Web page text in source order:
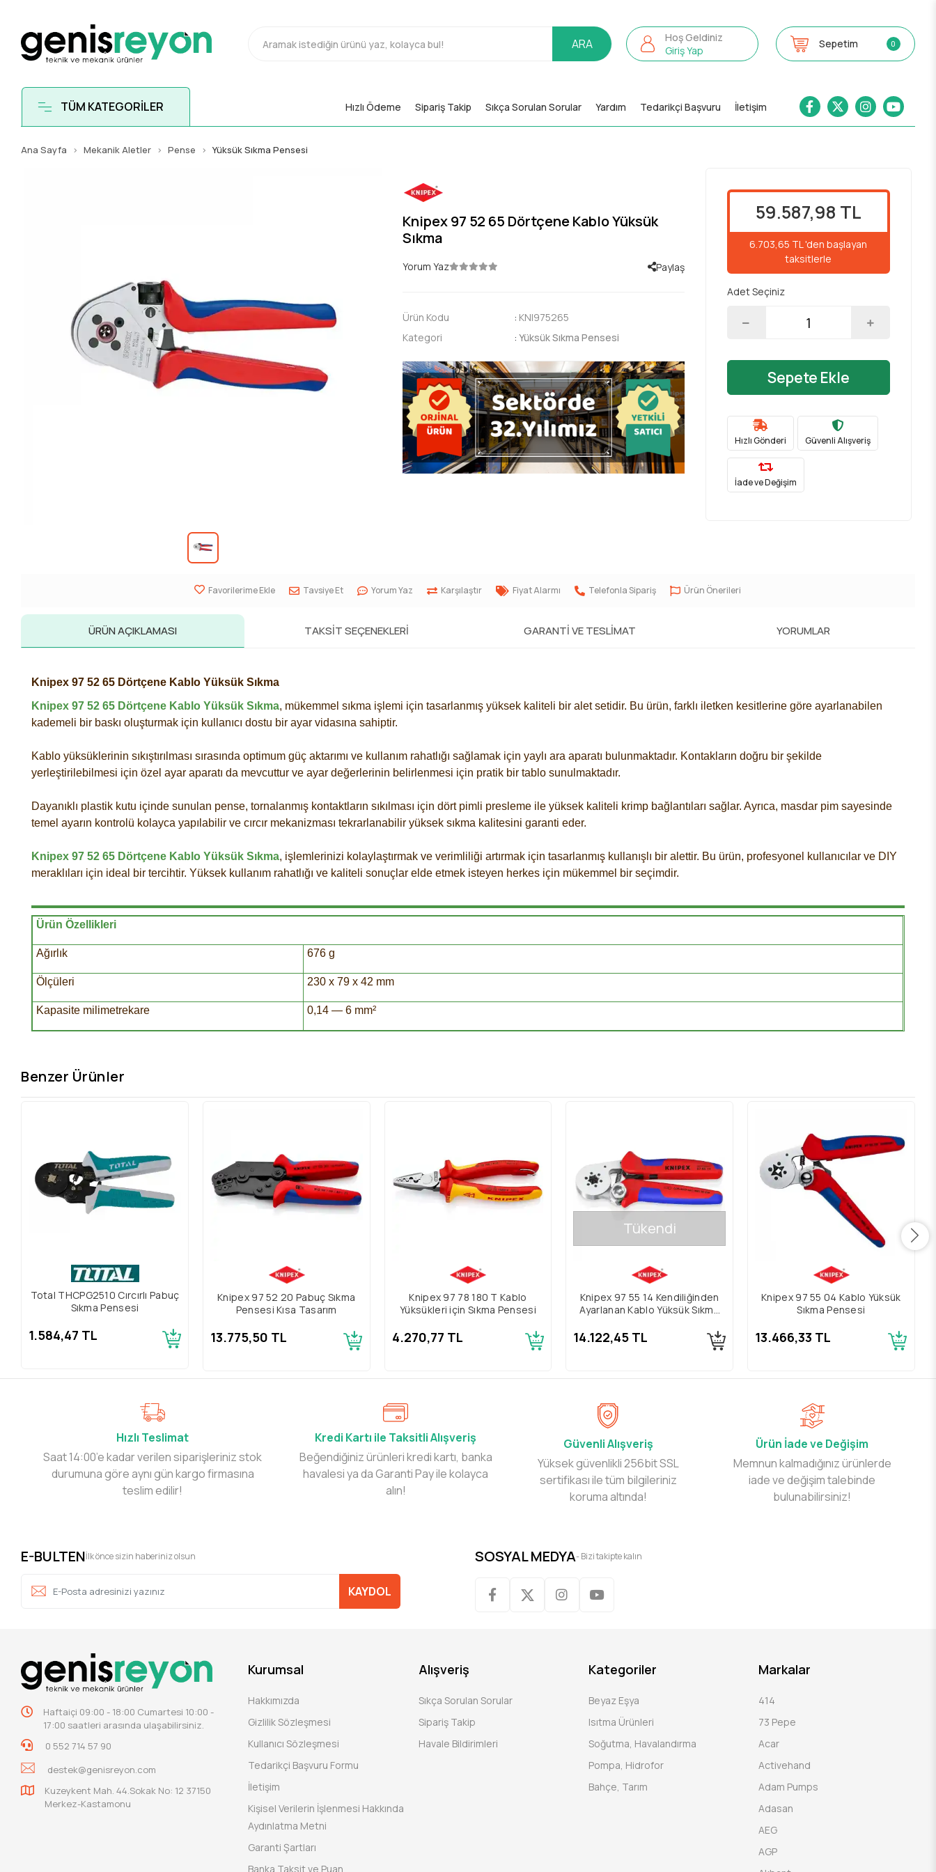
ARA
Hoş Geldiniz
Giriş Yap
Sepetim 0
TÜM KATEGORİLER Hızlı Ödeme Sipariş Takip Sıkça Sorulan Sorular Yardım Tedarikçi Başvuru İletişim
Ana Sayfa Mekanik Aletler Pense Yüksük Sıkma Pensesi
Knipex 97 52 65 Dörtçene Kablo Yüksük
Sıkma
Yorum Yaz Paylaş
Ürün Kodu : KNI975265
Kategori
:Yüksük Sıkma Pensesi
59.587,98 TL
6.703,65 TL 'den başlayan
taksitlerle
Adet Seçiniz
Sepete Ekle
Hızlı Gönderi Güvenli Alışveriş
İade ve Değişim
Favorilerime Ekle Tavsiye Et Yorum Yaz Karşılaştır Fiyat Alarmı Telefonla Sipariş Ürün Önerileri
ÜRÜN AÇIKLAMASI TAKSIT SEÇENEKLERI GARANTI VE TESLIMAT YORUMLAR
Knipex 97 52 65 Dörtçene Kablo Yüksük Sıkma
Knipex 97 52 65 Dörtçene Kablo Yüksük Sıkma, mükemmel sıkma işlemi için tasarlanmış yüksek kaliteli bir alet setidir. Bu ürün, farklı iletken kesitlerine göre ayarlanabilen
kademeli bir baskı oluşturmak için kullanıcı dostu bir ayar vidasına sahiptir.
Kablo yüksüklerinin sıkıştırılması sırasında optimum güç aktarımı ve kullanım rahatlığı sağlamak için yaylı ara aparatı bulunmaktadır. Kontakların doğru bir şekilde
yerleştirilebilmesi için özel ayar aparatı da mevcuttur ve ayar değerlerinin belirlenmesi için pratik bir tablo sunulmaktadır.
Dayanıklı plastik kutu içinde sunulan pense, tornalanmış kontaktların sıkılması için dört pimli presleme ile yüksek kaliteli krimp bağlantıları sağlar. Ayrıca, masdar pim sayesinde
temel ayarın kontrolü kolayca yapılabilir ve cırcır mekanizması tekrarlanabilir yüksek sıkma kalitesini garanti eder.
Knipex 97 52 65 Dörtçene Kablo Yüksük Sıkma, işlemlerinizi kolaylaştırmak ve verimliliği artırmak için tasarlanmış kullanışlı bir alettir. Bu ürün, profesyonel kullanıcılar ve DIY
meraklıları için ideal bir tercihtir. Yüksek kullanım rahatlığı ve kaliteli sonuçlar elde etmek isteyen herkes için mükemmel bir seçimdir.
Ürün Özellikleri
Ağırlık 676 g
Ölçüleri 230 x 79 x 42 mm
Kapasite milimetrekare 0,14 — 6 mm²
Benzer Ürünler
Total THCPG2510 Cırcırlı Pabuç
Sıkma Pensesi
1.584,47 TL
Knipex 97 52 20 Pabuç Sıkma
Pensesi Kısa Tasarım
13.775,50 TL
Knipex 97 78 180 T Kablo
Yüksükleri için Sıkma Pensesi
4.270,77 TL
Tükendi
Knipex 97 55 14 Kendiliğinden
Ayarlanan Kablo Yüksük Sıkma
14.122,45 TL
Knipex 97 55 04 Kablo Yüksük
Sıkma Pensesi
13.466,33 TL
Hızlı Teslimat
Saat 14:00’e kadar verilen siparişleriniz stok
durumuna göre aynı gün kargo firmasına
teslim edilir!
Kredi Kartı ile Taksitli Alışveriş
Beğendiğiniz ürünleri kredi kartı, banka
havalesi ya da Garanti Pay ile kolayca
alın!
Güvenli Alışveriş
Yüksek güvenlikli 256bit SSL
sertifikası ile tüm bilgileriniz
koruma altında!
Ürün İade ve Değişim
Memnun kalmadığınız ürünlerde
iade ve değişim talebinde
bulunabilirsiniz!
E-BULTENİlk önce sizin haberiniz olsun
KAYDOL
SOSYAL MEDYA- Bizi takipte kalın
Haftaiçi 09:00 - 18:00 Cumartesi 10:00 -
17:00 saatleri arasında ulaşabilirsiniz.
0 552 714 57 90
destek@genisreyon.com
Kuzeykent Mah. 44.Sokak No: 12 37150
Merkez-Kastamonu
Kurumsal
Hakkımızda
Gizlilik Sözleşmesi
Kullanıcı Sözleşmesi
Tedarikçi Başvuru Formu
İletişim
Kişisel Verilerin İşlenmesi Hakkında
Aydınlatma Metni
Garanti Şartları
Banka Taksit ve Puan
Alışveriş
Sıkça Sorulan Sorular
Sipariş Takip
Havale Bildirimleri
Kategoriler
Beyaz Eşya
Isıtma Ürünleri
Soğutma, Havalandırma
Pompa, Hidrofor
Bahçe, Tarım
Markalar
414
73 Pepe
Acar
Activehand
Adam Pumps
Adasan
AEG
AGP